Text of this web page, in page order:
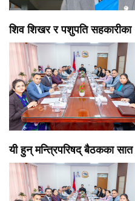
शिव शिखर र पशुपति सहकारीका
यी हुन् मन्त्रिपरिषद् बैठकका सात